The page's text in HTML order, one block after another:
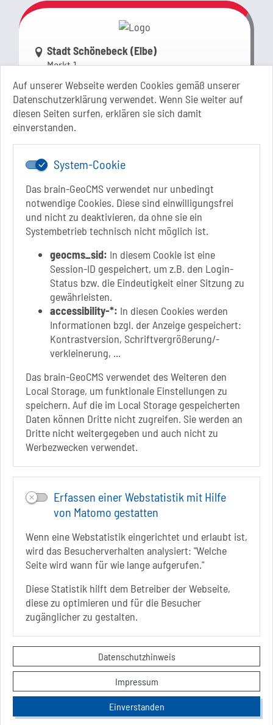
Auf unserer Webseite werden Cookies gemäß unserer
Datenschutzerklärung verwendet. Wenn Sie weiter auf
diesen Seiten surfen, erklären sie sich damit
einverstanden.
System-Cookie
Das brain-GeoCMS verwendet nur unbedingt
notwendige Cookies. Diese sind einwilligungsfrei
und nicht zu deaktivieren, da ohne sie ein
Systembetrieb technisch nicht möglich ist.
geocms_sid: In diesem Cookie ist eine
Session-ID gespeichert, um z.B. den Login-
Status bzw. die Eindeutigkeit einer Sitzung zu
gewährleisten.
accessibility-*: In diesen Cookies werden
Informationen bzgl. der Anzeige gespeichert:
Kontrastversion, Schriftvergrößerung/-
verkleinerung, ...
Das brain-GeoCMS verwendet des Weiteren den
Local Storage, um funktionale Einstellungen zu
speichern. Auf die im Local Storage gespeicherten
Daten können Dritte nicht zugreifen. Sie werden an
Dritte nicht weitergegeben und auch nicht zu
Werbezwecken verwendet.
Erfassen einer Webstatistik mit Hilfe
von Matomo gestatten
Wenn eine Webstatistik eingerichtet und erlaubt ist,
wird das Besucherverhalten analysiert: "Welche
Seite wird wann für wie lange aufgerufen."
Diese Statistik hilft dem Betreiber der Webseite,
diese zu optimieren und für die Besucher
zugänglicher zu gestalten.
Datenschutzhinweis
Impressum
Einverstanden
Link zur Google-Maps Navigation
Stadt Schönebeck (Elbe)
Markt 1
39218 Schönebeck (Elbe)
Sachsen-Anhalt
+49 3928 710-0
+49 3928 710-199
stadt.sbk[at]schoenebeck-elbe.de
www.schoenebeck.de
Mo.: 13 Uhr - 15 Uhr
Di.: 9 Uhr - 11.30 Uhr
13 Uhr - 18 Uhr
Do.: 9 Uhr - 11.30 Uhr
Fr.: nach Vereinbarung
FACEBOOK
INSTAGRAM
YOUTUBE
Link zur Google-Maps Navigation
SOLEPARK Schönebeck/Bad Salzelmen
Eigenbetrieb der Stadt Schönebeck (Elbe)
Badepark 1
39218 Schönebeck (Elbe)
+49 3928 7055-42
info[at]solepark.de
www.visitschoenebeck.de
Infos zur Barrierefreiheit
Sie befinden sich hier Startseite
Datenschutzerklärung
Hinweise zur Barrierefreiheit
Sitemap